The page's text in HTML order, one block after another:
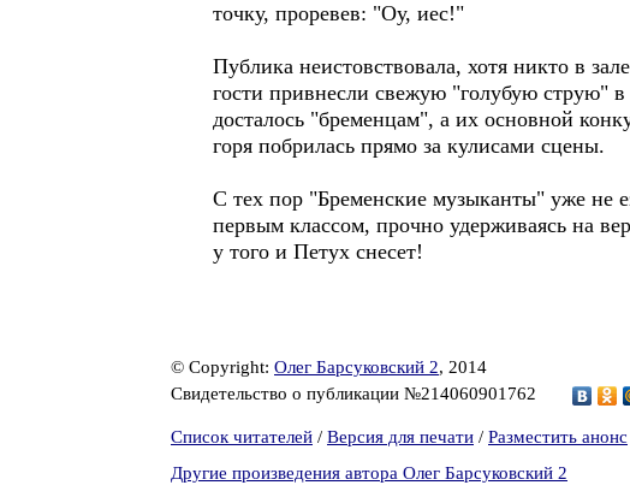
точку, проревев: "Оу, иес!"
Публика неистовствовала, хотя никто в
гости привнесли свежую "голубую струю"
досталось "бременцам", а их основной
горя побрилась прямо за кулисами сцены.
С тех пор "Бременские музыканты" уже не
первым классом, прочно удерживаясь на
у того и Петух снесет!
© Copyright: Олег Барсуковский 2, 2014
Свидетельство о публикации №214060901762
Список читателей / Версия для печати / Разместить анонс
Другие произведения автора Олег Барсуковский 2